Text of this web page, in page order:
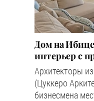
Дом на
интерьер с
Архитекторы
(Цуккеро
бизнесмена